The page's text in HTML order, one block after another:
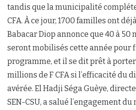
tandis que la municipalité
CFA. À ce jour, 1700 familles ont
Babacar Diop annonce que 40 à 50
seront mobilisés cette année pour
programme, et il se dit prêt à
millions de F CFA si l’efficacité du
avérée. El Hadji Séga Guèye,
SEN-CSU, a salué l’engagement du